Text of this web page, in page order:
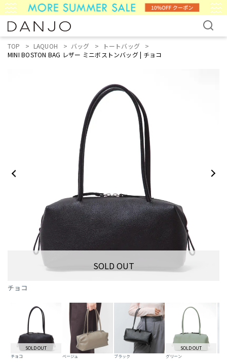
TOP LAQUOH バッグ
トートバッグ
MINI BOSTON BAG レザー ミニボストンバッグ | チョコ
SOLD OUT
チョコ
SOLD OUT
チョコ ベージュ ブラック
SOLD OUT
グリーン